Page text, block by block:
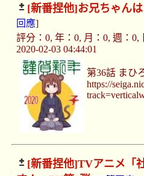
[新番捏他]お兄ちゃん
回應]
評分：0, 年：0, 月：0, 週：0,
2020-02-03 04:44:01
第36話 まひ
https://
[新番捏他]TVアニメ「